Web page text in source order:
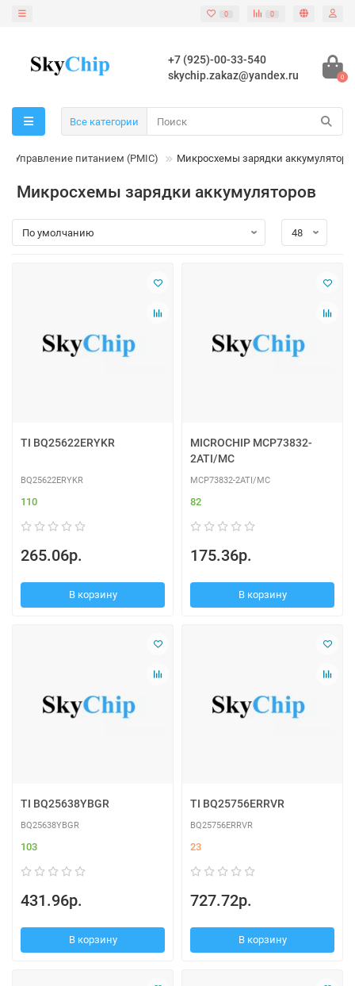
0 0
+7 (925)-00-33-540
skychip.zakaz@yandex.ru
0
Все категории
Управление питанием (PMIC) Микросхемы зарядки
Микросхемы зарядки аккумуляторов
TI BQ25622ERYKR
BQ25622ERYKR
110
265.06р.
В корзину
MICROCHIP MCP73832-
2ATI/MC
MCP73832-2ATI/MC
82
175.36р.
В корзину
TI BQ25638YBGR
BQ25638YBGR
103
431.96р.
В корзину
TI BQ25756ERRVR
BQ25756ERRVR
23
727.72р.
В корзину